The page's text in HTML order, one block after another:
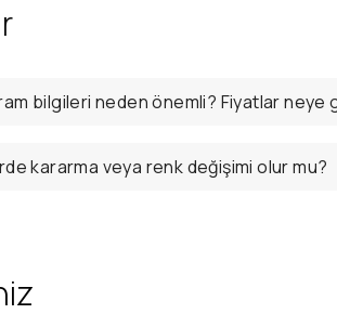
bilgileri neden önemli? Fiyatlar neye
kararma veya renk değişimi olur mu?